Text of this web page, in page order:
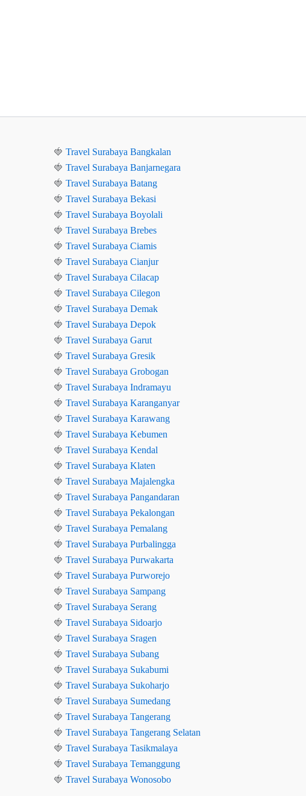
🍓Travel Surabaya Bangkalan
🍓Travel Surabaya Banjarnegara
🍓Travel Surabaya Batang
🍓Travel Surabaya Bekasi
🍓Travel Surabaya Boyolali
🍓Travel Surabaya Brebes
🍓Travel Surabaya Ciamis
🍓Travel Surabaya Cianjur
🍓Travel Surabaya Cilacap
🍓Travel Surabaya Cilegon
🍓Travel Surabaya Demak
🍓Travel Surabaya Depok
🍓Travel Surabaya Garut
🍓Travel Surabaya Gresik
🍓Travel Surabaya Grobogan
🍓Travel Surabaya Indramayu
🍓Travel Surabaya Karanganyar
🍓Travel Surabaya Karawang
🍓Travel Surabaya Kebumen
🍓Travel Surabaya Kendal
🍓Travel Surabaya Klaten
🍓Travel Surabaya Majalengka
🍓Travel Surabaya Pangandaran
🍓Travel Surabaya Pekalongan
🍓Travel Surabaya Pemalang
🍓Travel Surabaya Purbalingga
🍓Travel Surabaya Purwakarta
🍓Travel Surabaya Purworejo
🍓Travel Surabaya Sampang
🍓Travel Surabaya Serang
🍓Travel Surabaya Sidoarjo
🍓Travel Surabaya Sragen
🍓Travel Surabaya Subang
🍓Travel Surabaya Sukabumi
🍓Travel Surabaya Sukoharjo
🍓Travel Surabaya Sumedang
🍓Travel Surabaya Tangerang
🍓Travel Surabaya Tangerang Selatan
🍓Travel Surabaya Tasikmalaya
🍓Travel Surabaya Temanggung
🍓Travel Surabaya Wonosobo